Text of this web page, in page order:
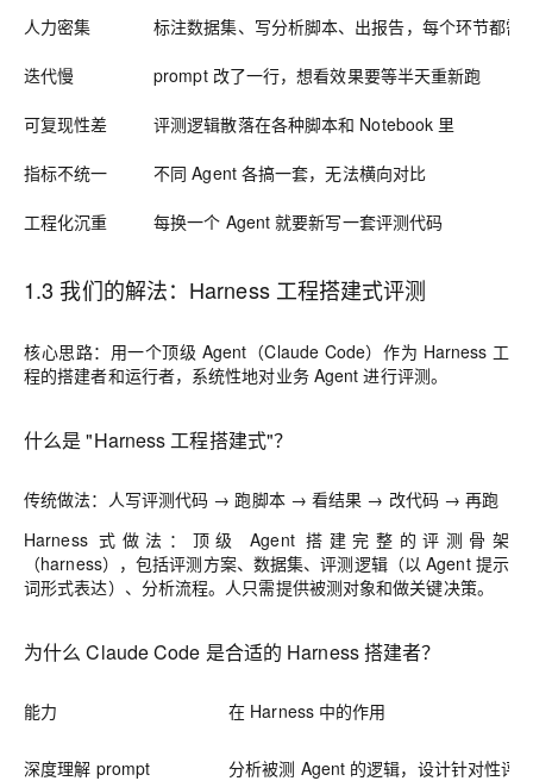
人力密集 标注数据集、写分析脚本、出报告，每个环节都需
迭代慢 prompt 改了一行，想看效果要等半天重新跑
可复现性差 评测逻辑散落在各种脚本和 Notebook 里
指标不统一 不同 Agent 各搞一套，无法横向对比
工程化沉重 每换一个 Agent 就要新写一套评测代码
1.3 我们的解法：Harness 工程搭建式评测
核心思路：用一个顶级 Agent（Claude Code）作为 Harness 工
程的搭建者和运行者，系统性地对业务 Agent 进行评测。
什么是 "Harness 工程搭建式"？
传统做法：人写评测代码 → 跑脚本 → 看结果 → 改代码 → 再跑
Harness 式做法：顶级 Agent 搭建完整的评测骨架
（harness），包括评测方案、数据集、评测逻辑（以 Agent 提示
词形式表达）、分析流程。人只需提供被测对象和做关键决策。
为什么 Claude Code 是合适的 Harness 搭建者？
能力 在 Harness 中的作用
深度理解 prompt 分析被测 Agent 的逻辑，设计针对性评